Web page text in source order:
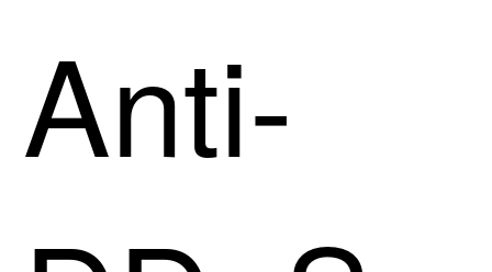
Anti-